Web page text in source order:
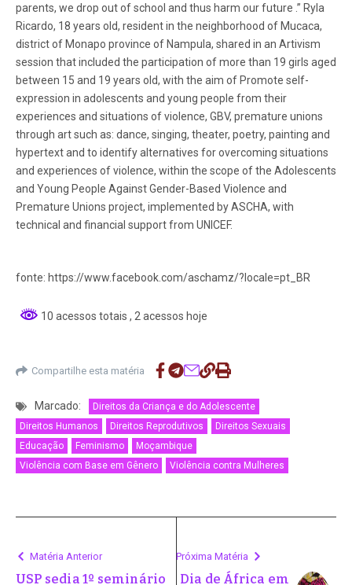
parents, we drop out of school and thus harm our future .” Ryla
Ricardo, 18 years old, resident in the neighborhood of Mucaca,
district of Monapo province of Nampula, shared in an Artivism
session that included the participation of more than 19 girls aged
between 15 and 19 years old, with the aim of Promote self-
expression in adolescents and young people from their
experiences and situations of violence, GBV, premature unions
through art such as: dance, singing, theater, poetry, painting and
hypertext and to identify alternatives for overcoming situations
and experiences of violence, within the scope of the Adolescents
and Young People Against Gender-Based Violence and
Premature Unions project, implemented by ASCHA, with
technical and financial support from UNICEF.
fonte: https://www.facebook.com/aschamz/?locale=pt_BR
10 acessos totais , 2 acessos hoje
Compartilhe esta matéria
Marcado:
Direitos da Criança e do Adolescente
Direitos Humanos
Direitos Reprodutivos
Direitos Sexuais
Educação
Feminismo
Moçambique
Violência com Base em Gênero
Violência contra Mulheres
Matéria Anterior
USP sedia 1º seminário
Próxima Matéria
Dia de África em